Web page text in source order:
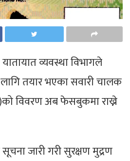
व्यवस्था विभागले
तयार भएका सवारी चालक
विवरण अब फेसबुकमा राख्ने
जारी गरी सुरक्षण मुद्रण